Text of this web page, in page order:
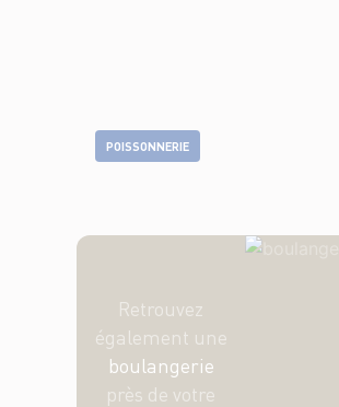
POISSONNERIE
Retrouvez
également une
boulangerie
près de votre